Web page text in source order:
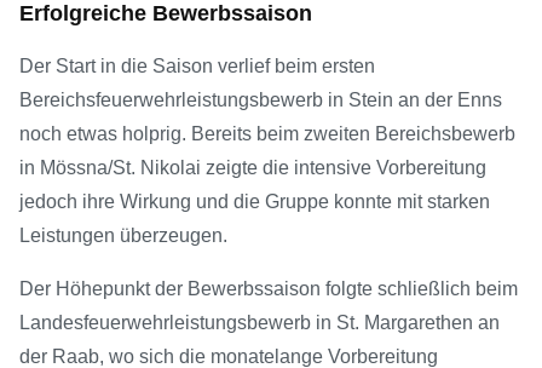
Erfolgreiche Bewerbssaison
Der Start in die Saison verlief beim ersten
Bereichsfeuerwehrleistungsbewerb in Stein an der Enns
noch etwas holprig. Bereits beim zweiten Bereichsbewerb
in Mössna/St. Nikolai zeigte die intensive Vorbereitung
jedoch ihre Wirkung und die Gruppe konnte mit starken
Leistungen überzeugen.
Der Höhepunkt der Bewerbssaison folgte schließlich beim
Landesfeuerwehrleistungsbewerb in St. Margarethen an
der Raab, wo sich die monatelange Vorbereitung